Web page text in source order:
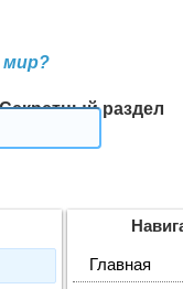
мир?
раздел
Главная